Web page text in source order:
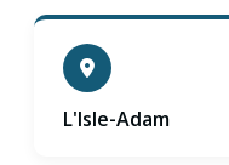
L'Isle-Adam